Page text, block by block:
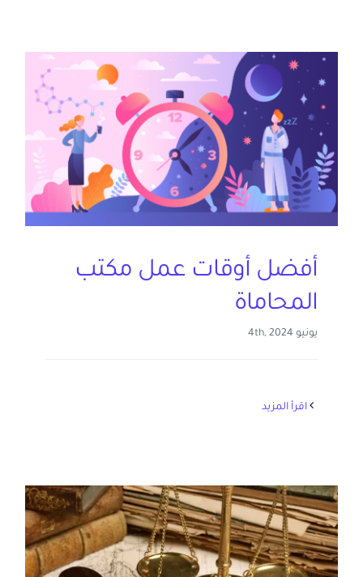
أفضل أوقات عمل مكتب
المحاماة
يونيو 4th, 2024